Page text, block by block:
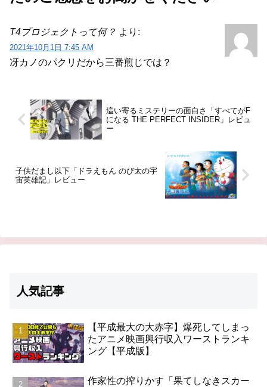
T4プロジェクトって何？ より:
2021年10月1日 7:45 AM
冴カノのパクリだから三番煎じでは？
這い寄るミステリーの面白さ「すべてがF
になる THE PERFECT INSIDER」レビュ
ー
子供だまし以下「ドラえもん のび太の宇
宙英雄記」レビュー
人気記事
【平成最大の大赤字】爆死してしまっ
たアニメ映画興行収入ワーストランキ
ング【平成版】
作家性の搾りかす「果てしなきスカー